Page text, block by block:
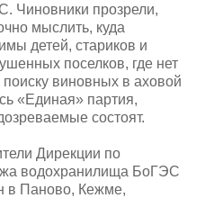
Чиновники прозрели,
мыслить, куда
детей, стариков и
поселков, где нет
виновных в аховой
«Единая» партия,
состоят.
Дирекции по
водохранилища БоГЭС
в Паново, Кежме,